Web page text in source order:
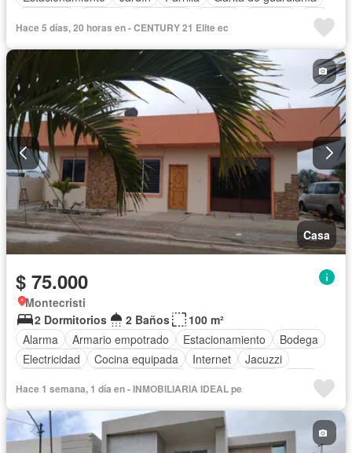
Wifi
Patio
Sin amoblar
Hace 5 días, 20 horas en - CENTURY 21 Elite ec
Casa
$ 75.000
Montecristi
2 Dormitorios
2 Baños
100 m²
Alarma
Armario empotrado Estacionamiento
Bodega
Electricidad
Cocina equipada Internet
Jacuzzi
Área para niños
Conserje
Acceso para personas con discapacidad
Parrilla
Garita de guardianía
Gimnasio Seguridad
Piscina
Hace 1 semana, 1 día en - INMOBILIARIA IDEAL pe